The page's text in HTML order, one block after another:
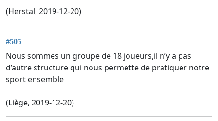
(Herstal, 2019-12-20)
#505
Nous sommes un groupe de 18 joueurs,il n’y a pas
d’autre structure qui nous permette de pratiquer notre
sport ensemble
(Liège, 2019-12-20)